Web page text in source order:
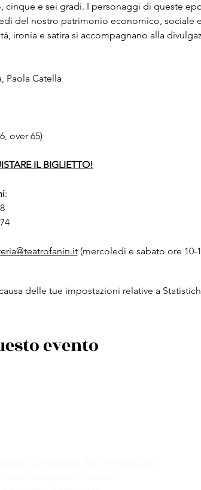
cinque e sei gradi. I personaggi di queste
del nostro patrimonio economico, sociale
ironia e satira si accompagnano alla
Paola Catella
over 65)
IL BIGLIETTO!
:
(mercoledì e sabato ore 10-
delle tue impostazioni relative a
evento